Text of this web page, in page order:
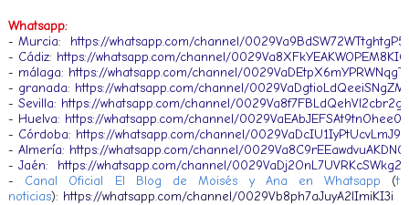
Whatsapp:
- Murcia:
https://whatsapp.com/channel/
- Cádiz: https://whatsapp.com/channel/
- málaga: https://whatsapp.com/channel/
- granada: https://whatsapp.com/channel/
- Sevilla: https://whatsapp.com/channel/0029Va8f7FBLdQehVl2cbr2g
- Huelva: https://whatsapp.com/channel/0029VaEAbJEFSAt9tnOhee02
- Córdoba: https://whatsapp.com/channel/
- Almería: https://whatsapp.com/channel/
- Jaén:
https://whatsapp.com/channel/0029VaDj2OnL7UVRKcSWkg26
- Canal Oficial El Blog de Moisés y Ana en Whatsapp (
noticias): https://whatsapp.com/channel/0029Vb8ph7aJuyA2lImiKI3i